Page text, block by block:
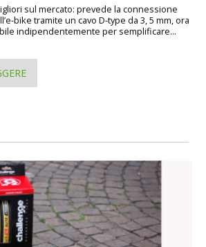
sul mercato: prevede la connessione
bike tramite un cavo D-type da 3, 5 mm, ora
indipendentemente per semplificare...